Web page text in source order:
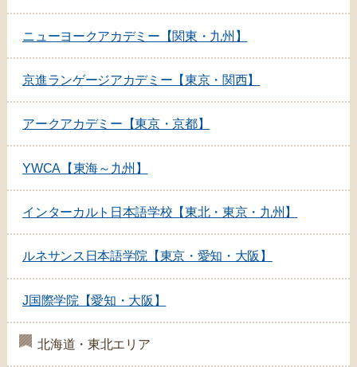
ニューヨークアカデミー【関東・九州】
京進ランゲージアカデミー【東京・関西】
アークアカデミー【東京・京都】
YWCA【東海～九州】
インターカルト日本語学校【東北・東京・九州】
ルネサンス日本語学院【東京・愛知・大阪】
J国際学院【愛知・大阪】
北海道・東北エリア